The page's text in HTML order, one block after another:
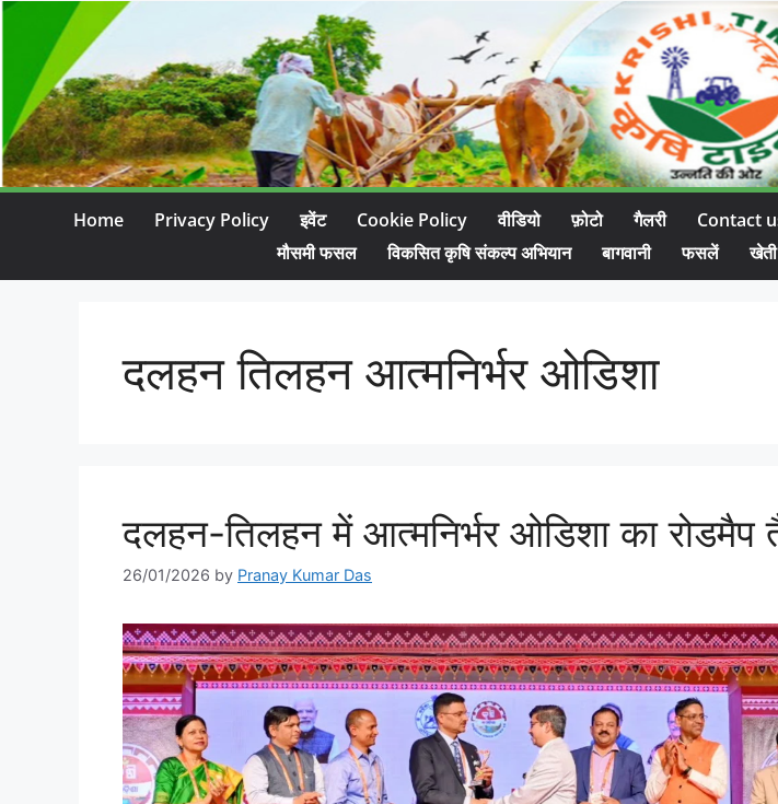
Home Privacy Policy इवेंट Cookie Policy वीडियो फ़ोटो गैलरी Contact
मौसमी फसल
विकसित कृषि संकल्प अभियान बागवानी फसलें
दलहन तिलहन आत्मनिर्भर ओडिशा
दलहन-तिलहन में आत्मनिर्भर ओडिशा का रोडमैप
26/01/2026 by Pranay Kumar Das